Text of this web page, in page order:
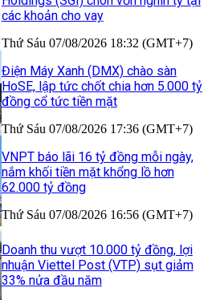
các khoản cho vay
Thứ Sáu 07/08/2026 18:32 (GMT+7)
Điện Máy Xanh (DMX) chào sàn
HoSE, lập tức chốt chia hơn 5.000 tỷ
đồng cổ tức tiền mặt
Thứ Sáu 07/08/2026 17:36 (GMT+7)
VNPT báo lãi 16 tỷ đồng mỗi ngày,
nắm khối tiền mặt khổng lồ hơn
62.000 tỷ đồng
Thứ Sáu 07/08/2026 16:56 (GMT+7)
Doanh thu vượt 10.000 tỷ đồng, lợi
nhuận Viettel Post (VTP) sụt giảm
33% nửa đầu năm